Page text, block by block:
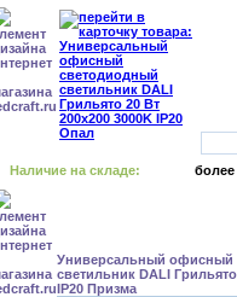
Наличие на складе: более
Универсальный офисный
светильник DALI
IP20 Призма